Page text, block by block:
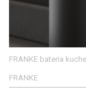
FRANKE bateria
FRANKE